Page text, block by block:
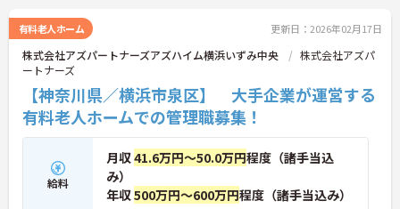
有料老人ホーム 更新日：2026年02月17日
株式会社アズパートナーズアズハイム横浜いずみ中央
株式会社アズパ
ートナーズ
【神奈川県／横浜市泉区】 大手企業が運営する
有料老人ホームでの管理職募集！
給料
月収41.6万円～50.0万円程度（諸手当込
み）
年収500万円～600万円程度（諸手当込み）